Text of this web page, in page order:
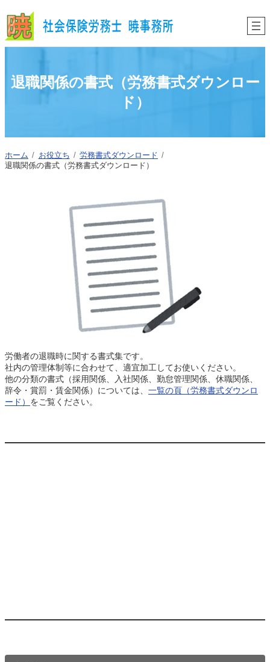
容
を
プ退職関係の書式（労務書式ダウンロー
ド）
ホーム お役立ち
労務書式ダウンロード
退職関係の書式（労務書式ダウンロード）
労働者の退職時に関する書式集です。
社内の管理体制等に合わせて、適宜加工してお使いください。
他の分類の書式（採用関係、入社関係、勤怠管理関係、休職関係、
辞令・賞罰・賃金関係）については、 一覧の頁（労務書式ダウンロ
ード） をご覧ください。